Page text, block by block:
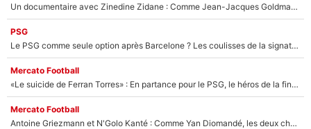
Un documentaire avec Zinedine Zidane : Comme Jean-Jacques Goldman et Mylène Farmer, le nouveau sélectionneur de l'équipe de France a recalé une journaliste très connue
PSG
Le PSG comme seule option après Barcelone ? Les coulisses de la signature historique de Lionel Messi sont révélées au grand jour !
Mercato Football
«Le suicide de Ferran Torres» : En partance pour le PSG, le héros de la finale de la Coupe du monde s'attire les foudres de la presse espagnole !
Mercato Football
Antoine Griezmann et N'Golo Kanté : Comme Yan Diomandé, les deux champions du monde ont refusé de signer au PSG !